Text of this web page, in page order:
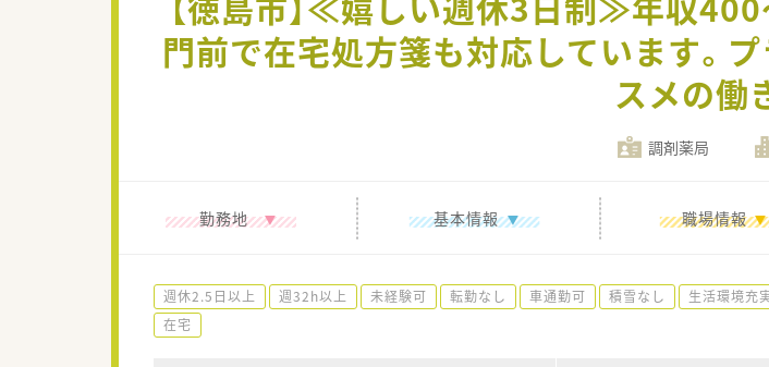
門前で在宅処方箋も対応しています。
スメの働
調剤薬局
勤務地 基本情報 職場情報
週休2.5日以上 週32h以上 未経験可 転勤なし 車通勤可 積雪なし 生活環境充
在宅